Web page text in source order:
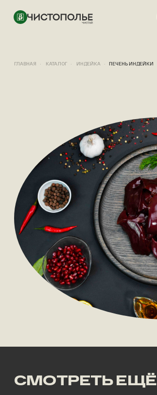
ГЛАВНАЯ КАТАЛОГ ИНДЕЙКА ПЕЧЕНЬ ИНДЕЙКИ
СМОТРЕТЬ ЕЩЁ